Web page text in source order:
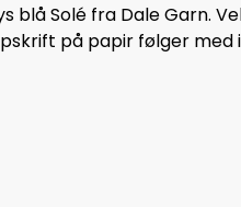
blå Solé fra Dale Garn.
på papir følger med